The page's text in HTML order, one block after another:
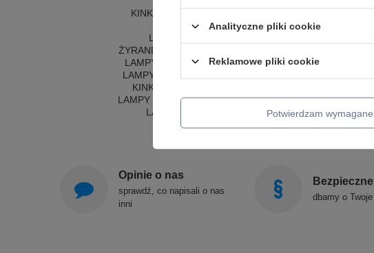
KINKIETY NAD LUSTRO
ŻYRANDOLE
LAMPKI NOCNE
ŻYRANDOLE KRYSZTAŁOWE
LAMPY WISZĄCE CZARNE
LAMPY WISZĄCE - OKRĘGI
KINKIETY DO SYPIALNI
LAMPY SUFITOWE OKRĄGŁE
LAMPY WISZĄCE
LAMPY
KINKIETY
Opinie o nas
sprawdź, co napisali o nas
inni
dbamy o
Analityczne pliki cookie
Reklamowe pliki cookie
Potwierdzam wymagane